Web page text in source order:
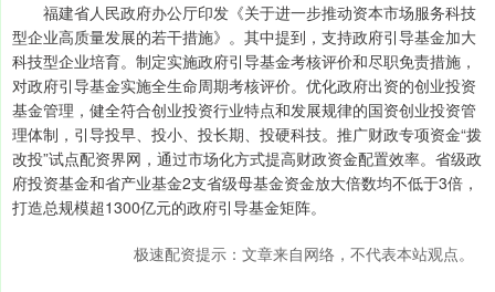
福建省人民政府办公厅印发《关于进一步推动资本市场服务科技
型企业高质量发展的若干措施》。其中提到，支持政府引导基金加大
科技型企业培育。制定实施政府引导基金考核评价和尽职免责措施，
对政府引导基金实施全生命周期考核评价。优化政府出资的创业投资
基金管理，健全符合创业投资行业特点和发展规律的国资创业投资管
理体制，引导投早、投小、投长期、投硬科技。推广财政专项资金“拨
改投”试点配资界网，通过市场化方式提高财政资金配置效率。省级政
府投资基金和省产业基金2支省级母基金资金放大倍数均不低于3倍，
打造总规模超1300亿元的政府引导基金矩阵。
极速配资提示：文章来自网络，不代表本站观点。